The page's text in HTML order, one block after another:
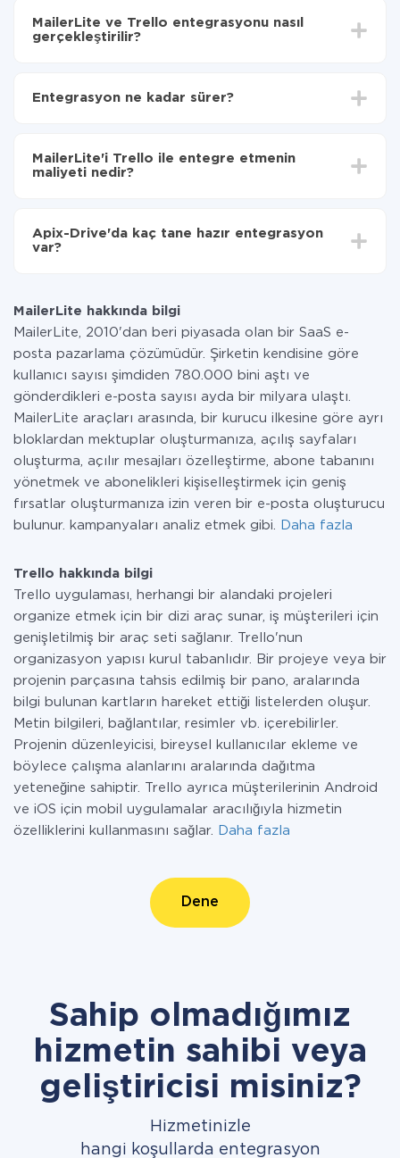
MailerLite ve Trello entegrasyonu nasıl
gerçekleştirilir?
seçin
aktarılacaktır.
Entegrasyon ne kadar sürer?
olarak, 10-15 dakika sürer.
MailerLite'i Trello ile entegre etmenin
maliyeti nedir?
Hizmetimiz aracılığıyla yalnızca bir sisteminizden
diğerine aktarılan veri miktarı için ödeme yaparsınız.
Apix-Drive'da kaç tane hazır entegrasyon
var?
MailerLite hakkında bilgi
MailerLite, 2010'dan beri piyasada olan bir SaaS e-
posta pazarlama çözümüdür. Şirketin kendisine göre
kullanıcı sayısı şimdiden 780.000 bini aştı ve
gönderdikleri e-posta sayısı ayda bir milyara ulaştı.
MailerLite araçları arasında, bir kurucu ilkesine göre ayrı
bloklardan mektuplar oluşturmanıza, açılış sayfaları
oluşturma, açılır mesajları özelleştirme, abone tabanını
yönetmek ve abonelikleri kişiselleştirmek için geniş
fırsatlar oluşturmanıza izin veren bir e-posta oluşturucu
bulunur. kampanyaları analiz etmek gibi.
Daha fazla
Trello hakkında bilgi
Trello uygulaması, herhangi bir alandaki projeleri
organize etmek için bir dizi araç sunar, iş müşterileri için
genişletilmiş bir araç seti sağlanır. Trello'nun
organizasyon yapısı kurul tabanlıdır. Bir projeye veya bir
projenin parçasına tahsis edilmiş bir pano, aralarında
bilgi bulunan kartların hareket ettiği listelerden oluşur.
Metin bilgileri, bağlantılar, resimler vb. içerebilirler.
Projenin düzenleyicisi, bireysel kullanıcılar ekleme ve
böylece çalışma alanlarını aralarında dağıtma
yeteneğine sahiptir. Trello ayrıca müşterilerinin Android
ve iOS için mobil uygulamalar aracılığıyla hizmetin
özelliklerini kullanmasını sağlar.
Daha fazla
Dene
Sahip olmadığımız
hizmetin sahibi veya
geliştiricisi misiniz?
Hizmetinizle
hangi koşullarda entegrasyon